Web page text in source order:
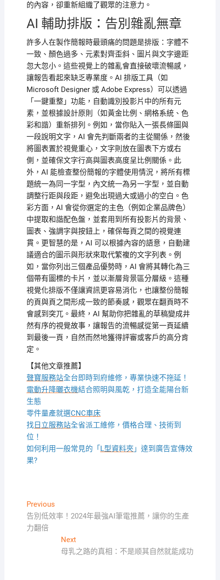
的內容，卻重新組織了觀眾的注意力。
AI 輔助排版：告別雜亂無章
許多人在製作簡報時最頭痛的問題是排版：字體不
一致、顏色過多、元素對齊歪斜、圖片與文字邊距
忽大忽小。這些視覺上的雜亂會直接破壞流暢感，
讓報告看起來缺乏專業度。AI 排版工具（如
Microsoft Designer 或 Adobe Express）可以透過
「一鍵重整」功能，自動識別投影片中的所有元
素，並根據設計原則（如黃金比例、網格系統、色
彩和諧）重新排列。例如，當你貼入一張長條圖與
一段說明文字，AI 會先判斷兩者的主從關係，然後
將圖表置於視覺重心，文字則放在圖表下方或右
側，並確保文字行高與圖表高度呈比例關係。此
外，AI 能檢查整份簡報的字體使用情況，將所有標
題統一為同一字型，內文統一為另一字型，並自動
調整行距與段距，避免出現過大或過小的空白。色
彩方面，AI 會從你選定的主色（例如企業品牌色）
中提取和諧配色盤，並套用到所有投影片的背景、
圖表、強調字與按鈕上，確保每頁之間的視覺連
貫。更智慧的是，AI 可以根據內容的語意，自動建
議適合的圖示與形狀來取代繁複的文字列表。例
如，當你列出三個產品優勢時，AI 會將其轉化為三
個帶有圖標的卡片，並以漸層背景區分層級。這種
視覺化排版不僅讓資訊更容易消化，也讓整份簡報
的頁與頁之間形成一致的節奏感，觀眾在翻頁時不
會感到突兀。最終，AI 幫助你把雜亂的草稿變成井
然有序的視覺故事，讓報告的流暢感從第一頁延續
到最後一頁，自然而然地獲得評審或客戶的高分肯
定。
【其他文章推薦】
聲寶服務站全台即時到府維修，專業快速不拖延！
電動升降曬衣機結合照明與風乾，打造全能陽台新
生態
零件量產就選CNC車床
找日立服務站全省派工維修，價格合理、技術到
位！
如何利用一般常見的「 L型資料夾」達到廣告宣傳效
果?
文
章
PreviousPrevious
post:
告別低效率！2024年最強AI筆電推薦，讓你的生產
力翻倍
NextNext
post:
母乳之路的真相：不是顺其自然就能成功